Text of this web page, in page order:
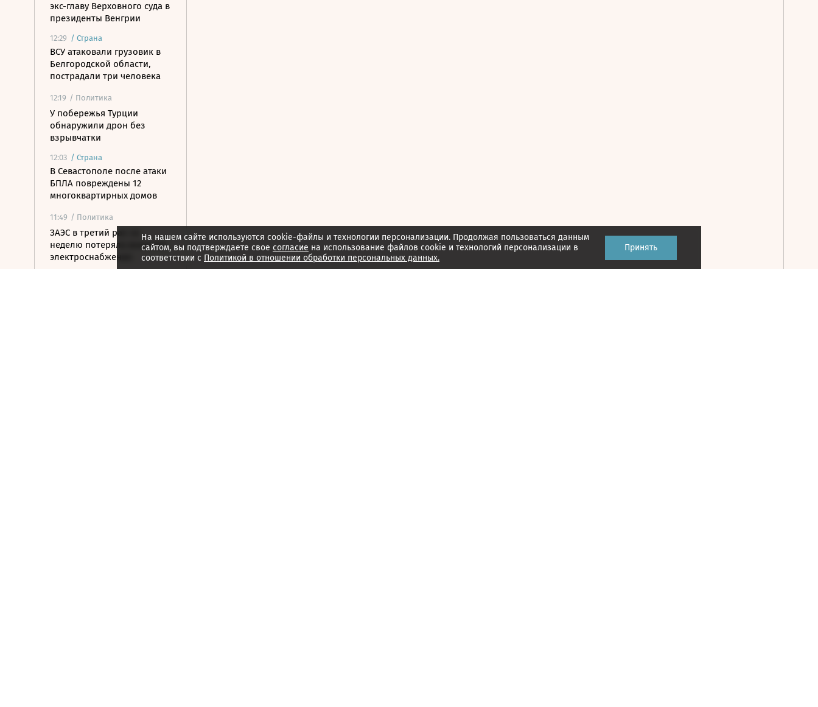
экс-главу Верховного суда в
президенты Венгрии
12:29 / Страна
ВСУ атаковали грузовик в
Белгородской области,
пострадали три человека
12:19 / Политика
У побережья Турции
обнаружили дрон без
взрывчатки
12:03 / Страна
В Севастополе после атаки
БПЛА повреждены 12
многоквартирных домов
11:49 / Политика
ЗАЭС в третий раз за
неделю потеряла внешнее
электроснабжение
На нашем сайте используются cookie-файлы и технологии персонализации. Продолжая пользоваться данным
сайтом, вы подтверждаете свое согласие на использование файлов cookie и технологий персонализации в
соответствии с Политикой в отношении обработки персональных данных.
Принять